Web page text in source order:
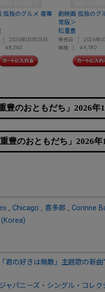
孤独のグルメ 豪華
2026年03月25日
￥8,360
劇映画 孤独のグ
常版＞
松重豊
発売日
2026年
価格
￥4,180
豊のおともだち」2026年
重豊のおともだち」2026
, Chicago , 喜多郎 , Corinne
(Korea)
君の好きは無敵」主題歌の新
ャパニーズ・シングル・コレ